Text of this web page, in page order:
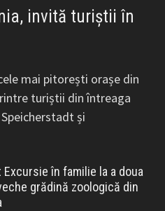
invită turiștii în
mai pitorești orașe din
turiștii din întreaga
și
Excursie în familie la a doua
grădină zoologică din